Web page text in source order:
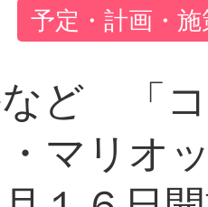
予定・計画・
など 「
マリオ